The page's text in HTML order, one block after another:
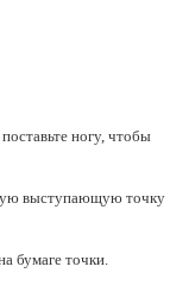
ногу, чтобы
выступающую точку
бумаге точки.